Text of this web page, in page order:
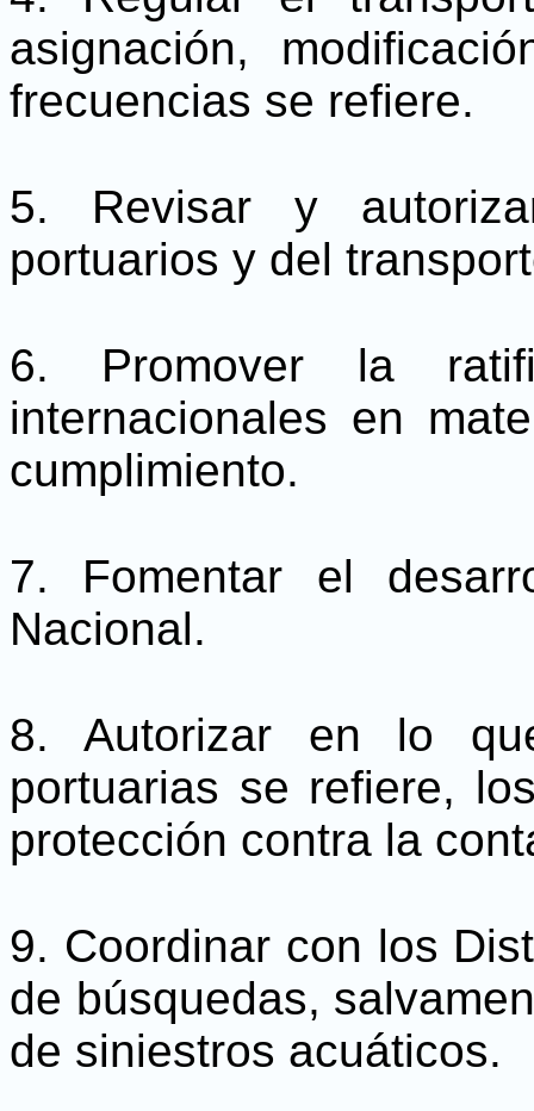
asignación,
frecuencias se refiere.
5. Revisar y
portuarios y del
6. Promover la
internacionales en
cumplimiento.
7. Fomentar el
Nacional.
8. Autorizar en lo
portuarias se refiere,
protección contra la
9. Coordinar con los
de búsquedas,
de siniestros acuáticos.